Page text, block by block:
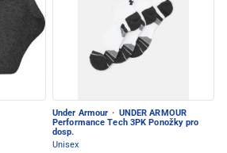
Under Armour · UNDER ARMOUR
Performance Tech 3PK Ponožky pro
dosp.
Unisex